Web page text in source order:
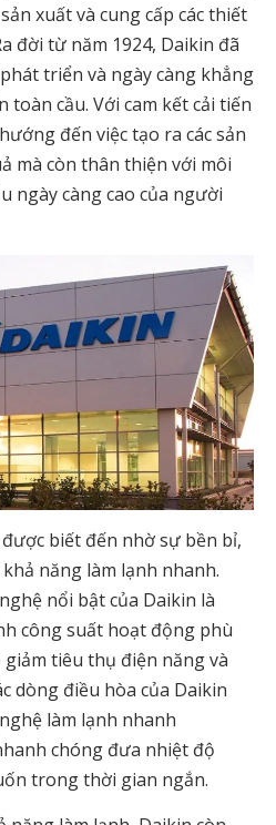
xuất và cung cấp các thiết
đời từ năm 1924, Daikin đã
triển và ngày càng khẳng
toàn cầu. Với cam kết cải tiến
đến việc tạo ra các sản
mà còn thân thiện với môi
ngày càng cao của người
biết đến nhờ sự bền bỉ,
năng làm lạnh nhanh.
nổi bật của Daikin là
công suất hoạt động phù
tiêu thụ điện năng và
dòng điều hòa của Daikin
làm lạnh nhanh
chóng đưa nhiệt độ
trong thời gian ngắn.